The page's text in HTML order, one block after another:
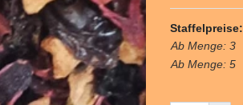
Staffelpreise:
Ab Menge: 3
Ab Menge: 5